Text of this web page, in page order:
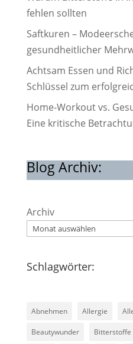
fehlen sollten
Saftkuren –
gesundheitlicher
Achtsam Essen und
Schlüssel zum
Home-Workout vs.
Eine kritische
Blog Archiv:
Archiv
Schlagwörter:
Abnehmen Allergie
Beautywunder Bitterstoffe